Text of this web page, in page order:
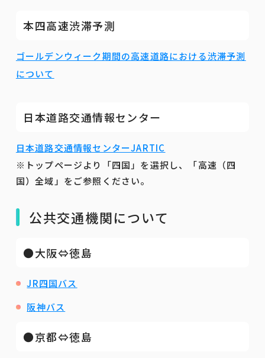
本四高速渋滞予測
ゴールデンウィーク期間の高速道路における渋滞予測
について
日本道路交通情報センター
日本道路交通情報センターJARTIC
※トップページより「四国」を選択し、「高速（四
国）全域」をご参照ください。
公共交通機関について
●大阪⇔徳島
JR四国バス
阪神バス
●京都⇔徳島